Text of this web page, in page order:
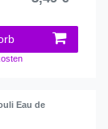
Eau de